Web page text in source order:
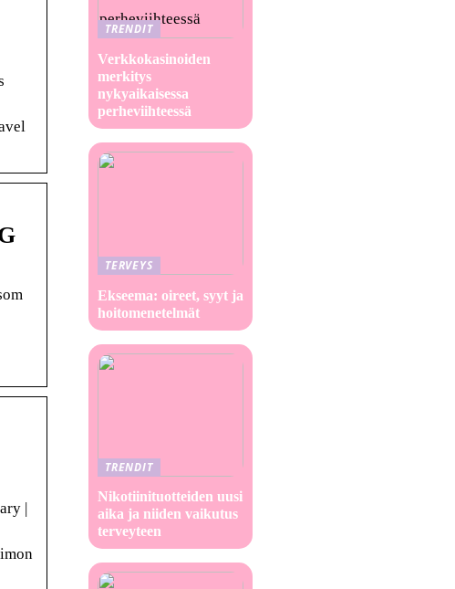
|
TRENDIT
Verkkokasinoiden
merkitys
nykyaikaisessa
perheviihteessä
TERVEYS
Ekseema: oireet, syyt ja
hoitomenetelmät
TRENDIT
Nikotiinituotteiden uusi
aika ja niiden vaikutus
terveyteen